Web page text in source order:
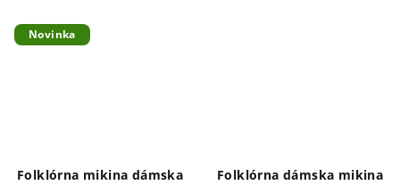
Novinka
Folklórna mikina dámska
Folklórna dámska mikina